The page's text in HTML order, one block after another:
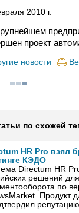
2010 г.
проект
новости
по схожей
HR Pro взял
КЭДО
Directum HR
решений
по
Продукт